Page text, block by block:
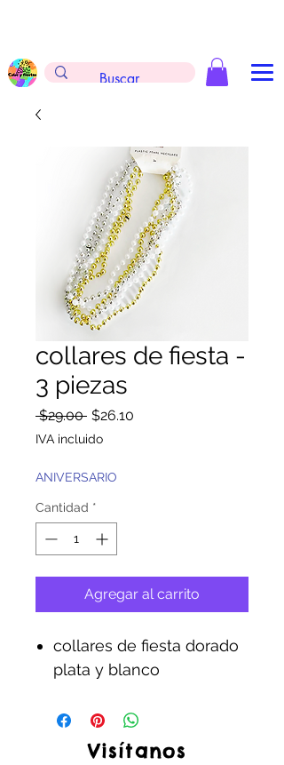
collares de fiesta -
3 piezas
$29.00 Precio
$26.10
IVA incluido
ANIVERSARIO
Cantidad *
Agregar al carrito
collares de fiesta dorado
plata y blanco
Visítanos